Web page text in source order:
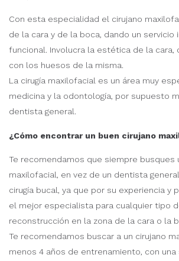
Con esta especialidad el cirujano
de la cara y de la boca, dando un
funcional. Involucra la estética de la cara,
con los huesos de la misma.
La cirugía maxilofacial es un área muy
medicina y la odontología, por supuesto
dentista general.
¿Cómo encontrar un buen cirujano
Te recomendamos que siempre busques
maxilofacial, en vez de un dentista
cirugía bucal, ya que por su experiencia y
el mejor especialista para cualquier tipo
reconstrucción en la zona de la cara o la
Te recomendamos buscar a un cirujano
menos 4 años de entrenamiento, con